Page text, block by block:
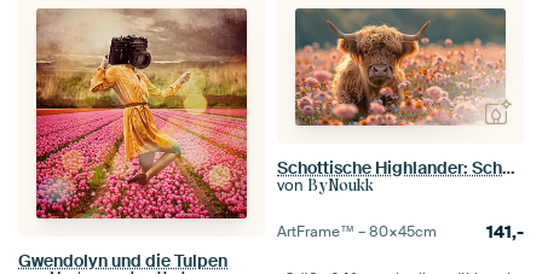
Gwendolyn und die Tulpen
Schottische Highlander: Schottische Dämmerung
von ByNoukk
ArtFrame™ –80×45cm 141,-